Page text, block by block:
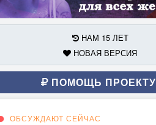
НАМ 15 ЛЕТ
НОВАЯ ВЕРСИЯ
ПОМОЩЬ ПРОЕКТУ
ОБСУЖДАЮТ СЕЙЧАС